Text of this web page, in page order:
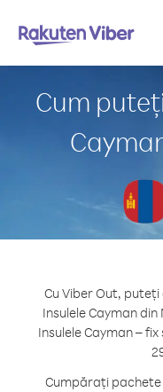
Cum
Cu Viber Out,
Insulele Cayman din
Insulele Cayman –
Cumpărați